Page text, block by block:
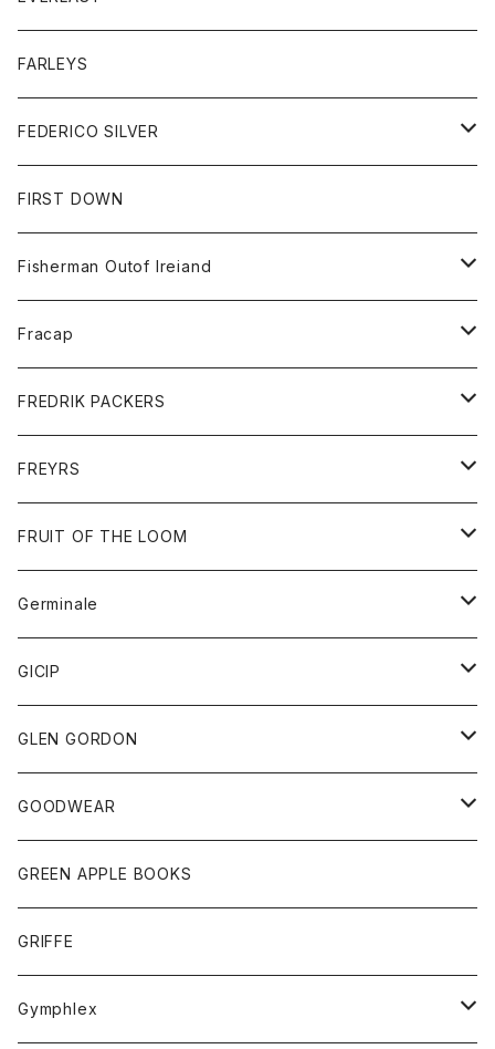
シャツ
セーター
ボトム
ショートパンツ
パンツ
レディース
コート
ジャケット
Tシャツ
ボトム
トップス
ジャケット
スエットシャツ
ボトム
スエットパンツ
グッズ
帽子
FARLEYS
FEDERICO SILVER
アクセサリー
FIRST DOWN
Fisherman Outof Ireiand
ニット
Fracap
グッズ
靴
FREDRIK PACKERS
アクセサリー
バッグ
FREYRS
サングラス
FRUIT OF THE LOOM
アウター
パーカー
グッズ
ネクタイ
チーフ
トップス
シャツ
タンクトップ
ボトム
ショートパンツ
スカート
レディース
スカート
Tシャツ
Germinale
靴
サンダル
GICIP
トップス
Tシャツ
GLEN GORDON
グッズ
手袋
GOODWEAR
トップス
Tシャツ
GREEN APPLE BOOKS
GRIFFE
Gymphlex